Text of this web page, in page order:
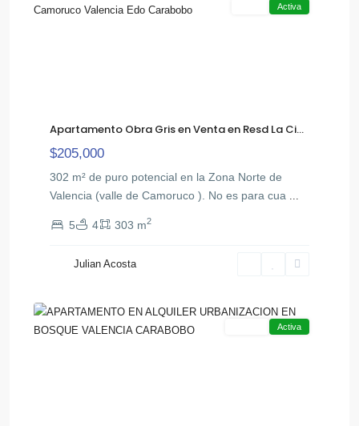
Activa
Apartamento Obra Gris en Venta en Resd La Ci...
$205,000
302 m² de puro potencial en la Zona Norte de
Valencia (valle de Camoruco ). No es para cua
5 4 303 m2
Julian Acosta
Bosque,
Activa